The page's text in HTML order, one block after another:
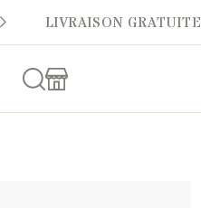
LIVRAISON GRATUITE